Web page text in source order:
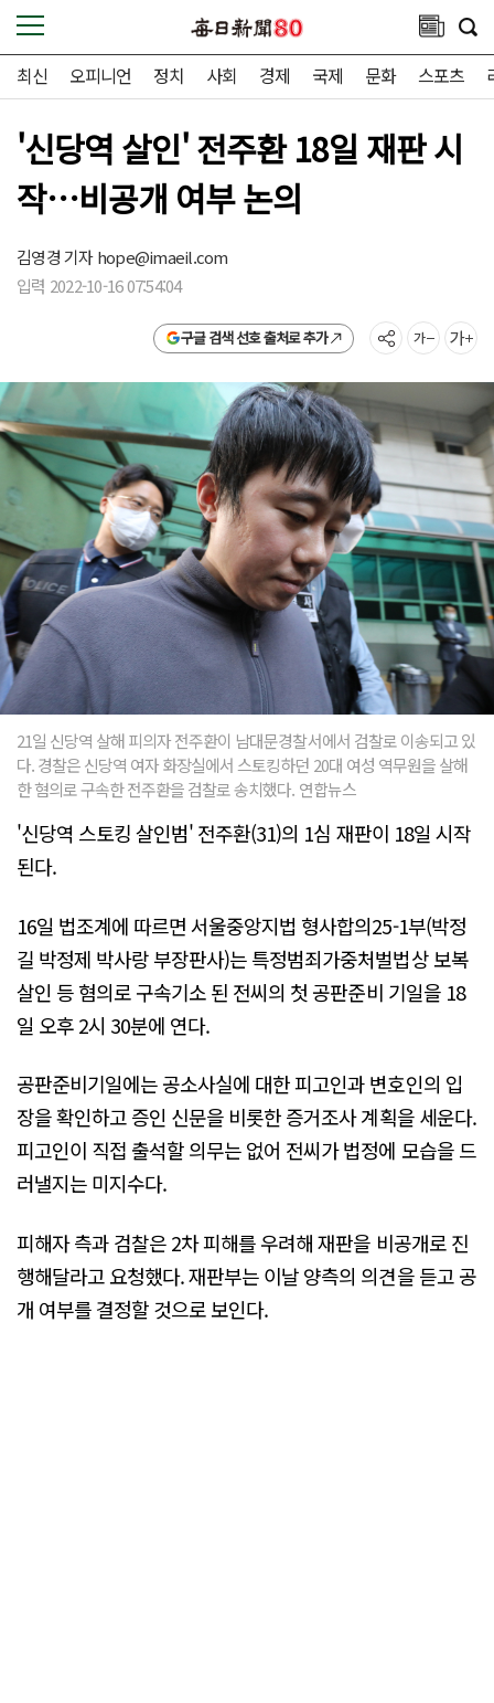
최신 오피니언 정치 사회 경제 국제 문화 스포츠
'신당역 살인' 전주환 18일 재판 시
작…비공개 여부 논의
김영경 기자hope@imaeil.com
입력 2022-10-16 07:54:04
구글 검색 선호 출처로 추가
21일 신당역 살해 피의자 전주환이 남대문경찰서에서 검찰로 이송되고 있
다. 경찰은 신당역 여자 화장실에서 스토킹하던 20대 여성 역무원을 살해
한 혐의로 구속한 전주환을 검찰로 송치했다. 연합뉴스
'신당역 스토킹 살인범' 전주환(31)의 1심 재판이 18일 시작
된다.
16일 법조계에 따르면 서울중앙지법 형사합의25-1부(박정
길 박정제 박사랑 부장판사)는 특정범죄가중처벌법상 보복
살인 등 혐의로 구속기소 된 전씨의 첫 공판준비 기일을 18
일 오후 2시 30분에 연다.
공판준비기일에는 공소사실에 대한 피고인과 변호인의 입
장을 확인하고 증인 신문을 비롯한 증거조사 계획을 세운다.
피고인이 직접 출석할 의무는 없어 전씨가 법정에 모습을 드
러낼지는 미지수다.
피해자 측과 검찰은 2차 피해를 우려해 재판을 비공개로 진
행해달라고 요청했다. 재판부는 이날 양측의 의견을 듣고 공
개 여부를 결정할 것으로 보인다.